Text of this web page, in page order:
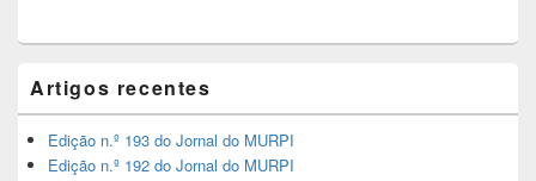
Artigos recentes
Edição n.º 193 do Jornal do MURPI
Edição n.º 192 do Jornal do MURPI